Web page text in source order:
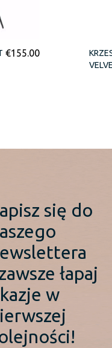
€155.00
się do
łapaj
w